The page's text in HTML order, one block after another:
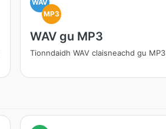
MP3
WAV gu MP3
Tionndaidh WAV claisneachd gu MP3